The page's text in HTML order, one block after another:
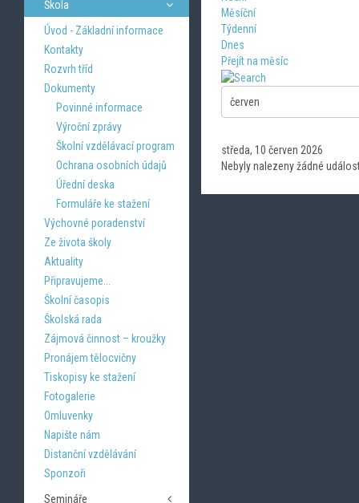
Měsíční
Týdenní
Dnes
Přejít na měsíc
středa, 10 červen 2026
Nebyly nalezeny žádné
Škola
Úvod - Základní informace
Kontakty
Rozvrh tříd
Dokumenty
Povinné informace
Výroční zprávy
Školní vzdělávací program
Ochrana osobních údajů
Úřední deska
Formuláře ke stažení
Výchovné poradenství
Ze života školy
Aktuality
Připravujeme...
Školní časopis
Školská rada
Zájmová činnost – kroužky
Pronájem tělocvičny
Tiskopisy ke stažení
Fotogalerie
Omluvenky
Napište nám
Distanční vzdělávání
Sponzoři
Semináře